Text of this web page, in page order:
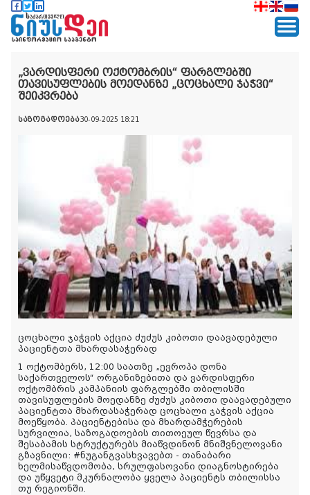
„ვარდისფერი ოქტომბრის“ ფარგლებში
თავისუფლების მოედანზე „ცოცხალი ჯაჭვი“
შეიკვრება
საზოგადოება30-09-2025 18:21
ცოცხალი ჯაჭვის აქცია ძუძუს კიბოთი დაავადებული
პაციენტთა მხარდასაჭერად
1 ოქტომბერს, 12:00 საათზე „ევროპა დონა
საქართველოს“ ორგანიზებითა და ვარდისფერი
ოქტომბრის კამპანიის ფარგლებში თბილისში
თავისუფლების მოედანზე ძუძუს კიბოთი დაავადებული
პაციენტთა მხარდასაჭერად ცოცხალი ჯაჭვის აქცია
მოეწყობა. პაციენტებისა და მხარდამჭერების
სურვილია, საზოგადოების თითოეულ წევრსა და
შესაბამის სტრუქტურებს მიაწვდინონ მნიშვნელოვანი
გზავნილი: #ნუგანგვასხვავებთ - თანაბარი
ხელმისაწვდომობა, სრულფასოვანი დიაგნოსტირება
და უწყვეტი მკურნალობა ყველა პაციენტს თბილისსა
თუ რეგიონში.